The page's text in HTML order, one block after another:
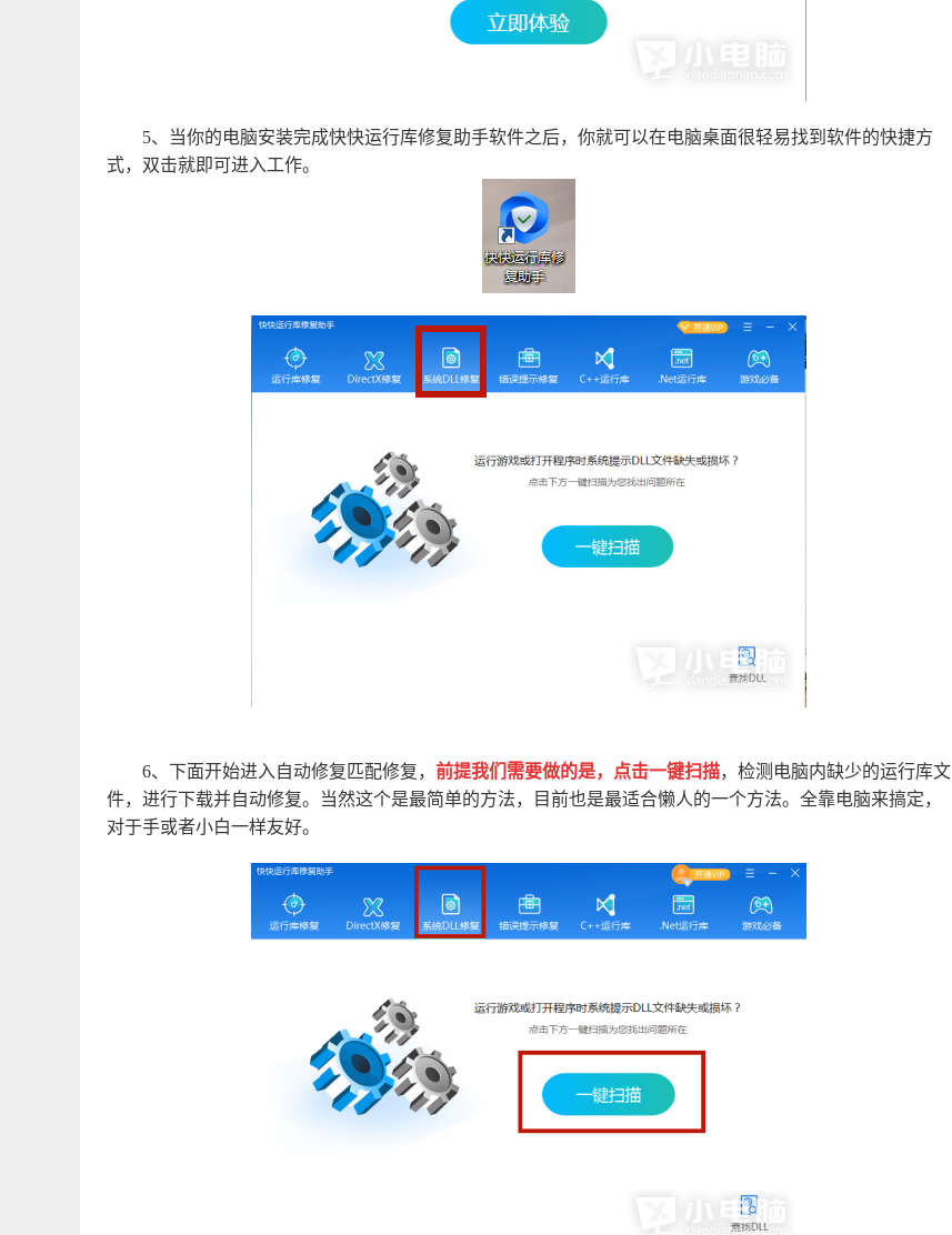
5、当你的电脑安装完成快快运行库修复助手软件之后，你就可以在电脑桌面很轻易找到软件的快捷方
式，双击就即可进入工作。
6、下面开始进入自动修复匹配修复， 前提我们需要做的是，点击一键扫描，检测电脑内缺少的运行库文
件，进行下载并自动修复。当然这个是最简单的方法，目前也是最适合懒人的一个方法。全靠电脑来搞定，
对于手或者小白一样友好。